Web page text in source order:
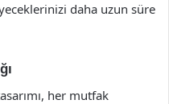
daha uzun süre
her mutfak